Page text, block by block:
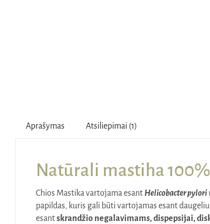
Aprašymas Atsiliepimai (1)
Natūrali mastiha
Chios Mastika vartojama esant Helicobacter pylori
papildas, kuris gali būti vartojamas esant
esantskrandžio negalavimams, dispepsijai,